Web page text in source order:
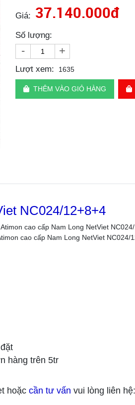
Giá: 37.140.000đ
Số lượng:
- +
Lượt xem: 1635
THÊM VÀO GIỎ HÀNG
NC024/12+8+4
cao cấp Nam Long NetViet NC024/
hàng trên 5tr
hoặc cần tư vấn vui lòng liên hệ: